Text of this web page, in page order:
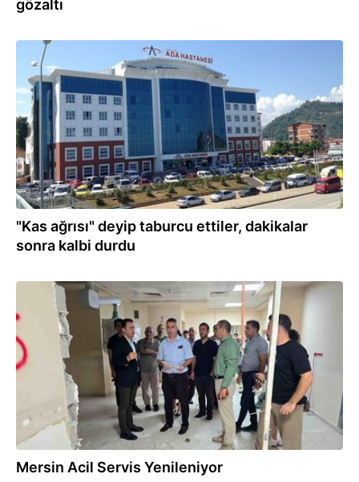
gözaltı
23.07.2026
"Kas ağrısı" deyip taburcu ettiler, dakikalar
sonra kalbi durdu
23.07.2026
Mersin Acil Servis Yenileniyor